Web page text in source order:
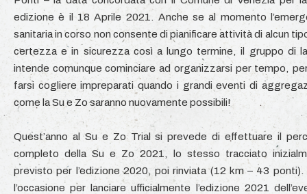
edizione è il 18 Aprile 2021. Anche se al momento
sanitaria in corso non consente di pianificare attività di alcun
certezza e in sicurezza così a lungo termine, il gruppo di
intende comunque cominciare ad organizzarsi per tempo,
farsi cogliere impreparati quando i grandi eventi di
come la Su e Zo saranno nuovamente possibili!
Quest’anno al Su e Zo Trial si prevede di effettuare il
completo della Su e Zo 2021, lo stesso tracciato
previsto per l’edizione 2020, poi rinviata (12 km – 43 ponti).
l’occasione per lanciare ufficialmente l’edizione 2021